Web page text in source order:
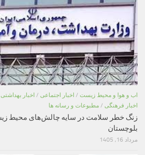
اب و هوا و محیط زیست / اخبار اجتماعی / اخبار
اخبار فرهنگی / مطبوعات و رسانه ها
زنگ خطر سلامت در سایه چالش‌های محیط
بلوچستان
مرداد 16, 1405